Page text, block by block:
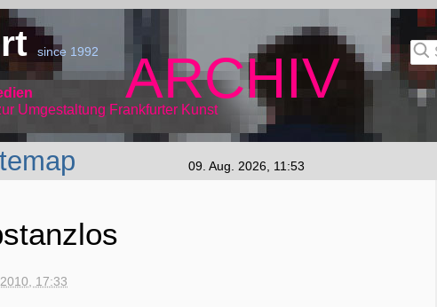
since 1992 ARCHIV
Umgestaltung Frankfurter Kunst
09. Aug. 2026, 11:53
17:33